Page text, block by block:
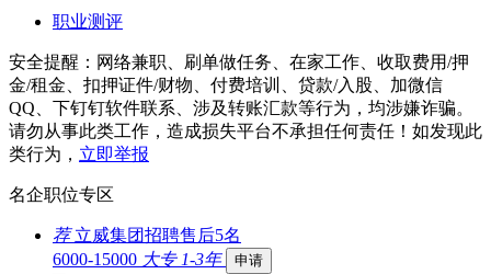
职业测评
安全提醒：网络兼职、刷单做任务、在家工作、收取费用/押
金/租金、扣押证件/财物、付费培训、贷款/入股、加微信
QQ、下钉钉软件联系、涉及转账汇款等行为，均涉嫌诈骗。
请勿从事此类工作，造成损失平台不承担任何责任！如发现此
类行为， 立即举报
名企职位专区
荐 立威集团招聘售后5名
6000-15000 大专 1-3年 申请